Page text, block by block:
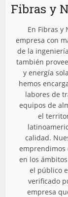
Fibras y
En Fibras y
empresa con
de la
también
y energía
hemos
labores de
equipos de
el
calidad.
emprendimos
en los
el público
verificado
empresa